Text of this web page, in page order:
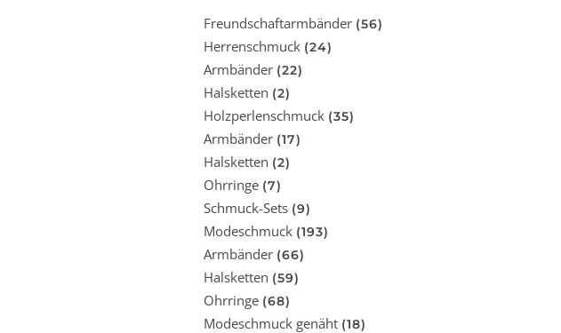
Freundschaftarmbänder (56)
Herrenschmuck (24)
Armbänder (22)
Halsketten (2)
Holzperlenschmuck (35)
Armbänder (17)
Halsketten (2)
Ohrringe (7)
Schmuck-Sets (9)
Modeschmuck (193)
Armbänder (66)
Halsketten (59)
Ohrringe (68)
Modeschmuck genäht (18)